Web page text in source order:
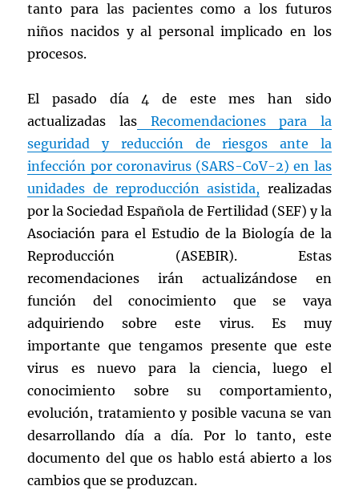
tanto para las pacientes como a los futuros
niños nacidos y al personal implicado en los
procesos.
El pasado día 4 de este mes han sido
actualizadas lasRecomendaciones para la
seguridad y reducción de riesgos ante la
infección por coronavirus (SARS-CoV-2) en las
unidades de reproducción asistida, realizadas
por la Sociedad Española de Fertilidad (SEF) y la
Asociación para el Estudio de la Biología de la
Reproducción (ASEBIR). Estas
recomendaciones irán actualizándose en
función del conocimiento que se vaya
adquiriendo sobre este virus. Es muy
importante que tengamos presente que este
virus es nuevo para la ciencia, luego el
conocimiento sobre su comportamiento,
evolución, tratamiento y posible vacuna se van
desarrollando día a día. Por lo tanto, este
documento del que os hablo está abierto a los
cambios que se produzcan.